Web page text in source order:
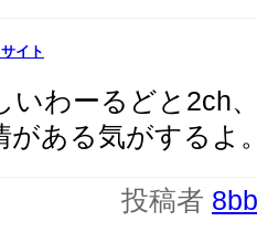
イト
いわーるどと2ch
がある気がするよ
投稿者